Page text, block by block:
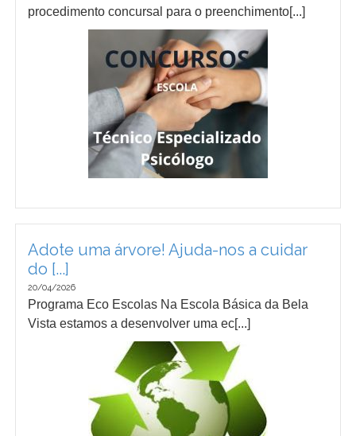
procedimento concursal para o preenchimento[...]
Adote uma árvore! Ajuda-nos a cuidar
do [...]
20/04/2026
Programa Eco Escolas Na Escola Básica da Bela
Vista estamos a desenvolver uma ec[...]